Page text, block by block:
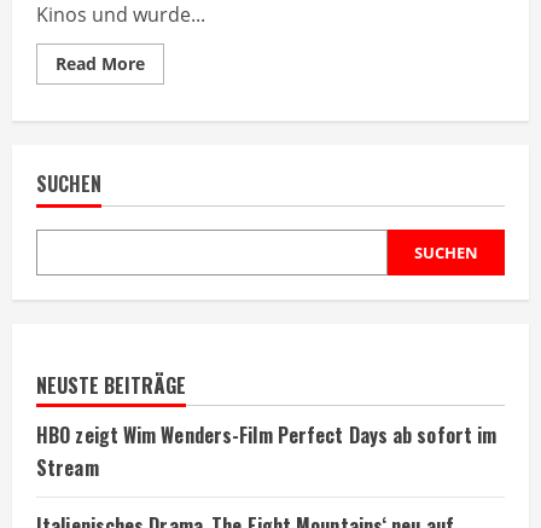
Kinos und wurde...
Read MoreRead
more
weltweit
SUCHEN
SUCHEN
NEUSTE BEITRÄGE
HBO zeigt Wim Wenders-Film Perfect Days ab sofort im
Stream